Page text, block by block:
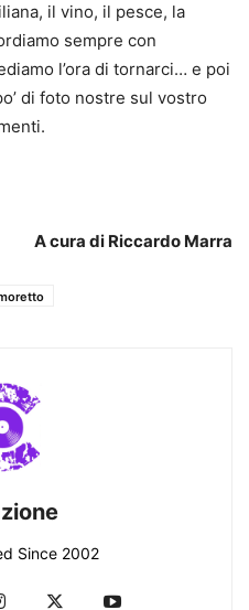
il vino, il pesce, la
sempre con
l’ora di tornarci… e poi
di foto nostre sul vostro
A cura di Riccardo Marra
Since 2002